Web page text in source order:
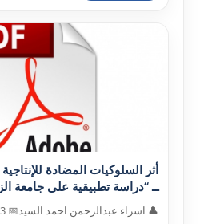
أثر السلوکيات المضادة
ــ “دراسة تطبيقية على جامعة
👤 اسراء عبدالرحمن احمد السيد📅 2023